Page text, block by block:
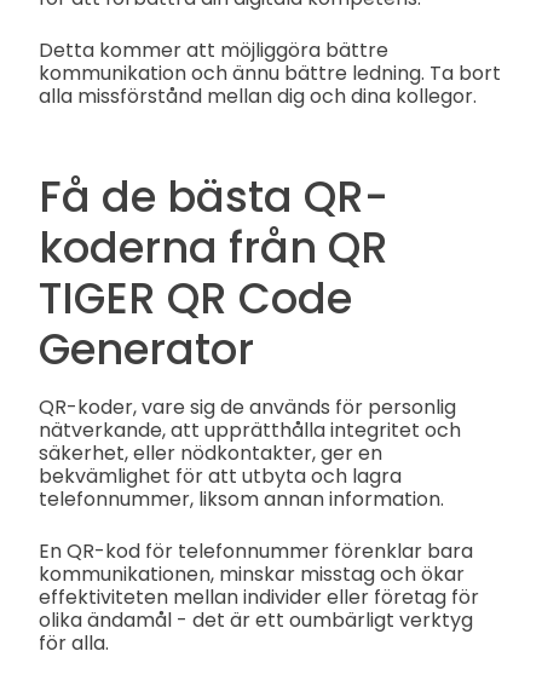
Detta kommer att möjliggöra bättre
kommunikation och ännu bättre ledning. Ta bort
alla missförstånd mellan dig och dina kollegor.
Få de bästa QR-
koderna från QR
TIGER QR Code
Generator
QR-koder, vare sig de används för personlig
nätverkande, att upprätthålla integritet och
säkerhet, eller nödkontakter, ger en
bekvämlighet för att utbyta och lagra
telefonnummer, liksom annan information.
En QR-kod för telefonnummer förenklar bara
kommunikationen, minskar misstag och ökar
effektiviteten mellan individer eller företag för
olika ändamål - det är ett oumbärligt verktyg
för alla.